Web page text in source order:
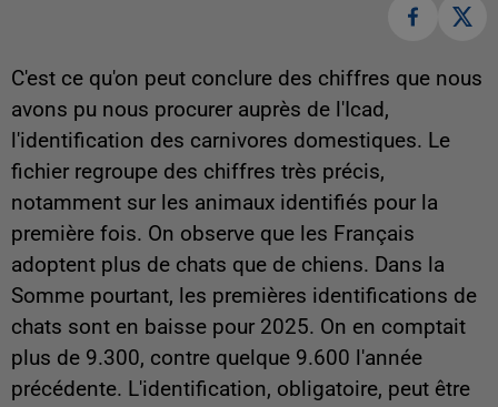
C'est ce qu'on peut conclure des chiffres que nous
avons pu nous procurer auprès de l'Icad,
l'identification des carnivores domestiques. Le
fichier regroupe des chiffres très précis,
notamment sur les animaux identifiés pour la
première fois. On observe que les Français
adoptent plus de chats que de chiens. Dans la
Somme pourtant, les premières identifications de
chats sont en baisse pour 2025. On en comptait
plus de 9.300, contre quelque 9.600 l'année
précédente. L'identification, obligatoire, peut être